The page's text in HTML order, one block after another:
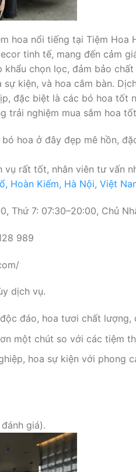
hoa nổi tiếng tại Tiệm
tinh tế, mang đến cảm
chọn lọc, đảm bảo
kiện, và hoa cắm bàn.
đặc biệt là các bó hoa tốt
trải nghiệm mua sắm hoa
hoa ở đây đẹp mê hồn,
vụ rất tốt, nhân viên tư vấn
Hoàn Kiếm, Hà Nội, Việt
Thứ 7: 07:30–20:00, Chủ
989
dịch vụ.
đáo, hoa tươi chất
một chút so với các tiệm
hoa sự kiện với phong
giá).